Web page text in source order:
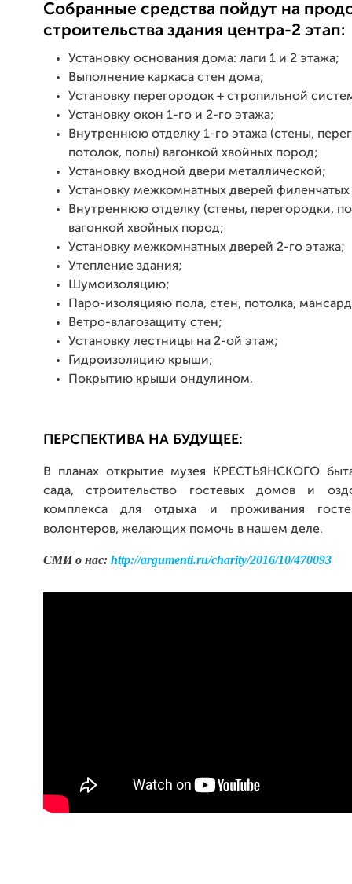
Собранные средства пойдут на
строительства здания центра-2 этап:
Установку основания дома: лаги 1 и 2 этажа;
Выполнение каркаса стен дома;
Установку перегородок + стропильной
Установку окон 1-го и 2-го этажа;
Внутреннюю отделку 1-го этажа (стены,
потолок, полы) вагонкой хвойных пород;
Установку входной двери металлической;
Установку межкомнатных дверей филенчатых
Внутреннюю отделку (стены, перегородки,
вагонкой хвойных пород;
Установку межкомнатных дверей 2-го этажа;
Утепление здания;
Шумоизоляцию;
Паро-изоляцияю пола, стен, потолка,
Ветро-влагозащиту стен;
Установку лестницы на 2-ой этаж;
Гидроизоляцию крыши;
Покрытию крыши ондулином.
ПЕРСПЕКТИВА НА БУДУЩЕЕ:
В планах открытие музея КРЕСТЬЯНСКОГО
сада, строительство гостевых домов и
комплекса для отдыха и проживания
волонтеров, желающих помочь в нашем деле.
СМИ о нас: http://argumenti.ru/charity/2016/10/470093